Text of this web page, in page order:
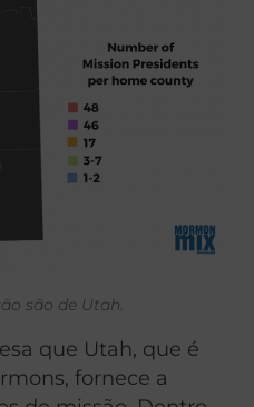
são de Utah.
que Utah, que é
fornece a